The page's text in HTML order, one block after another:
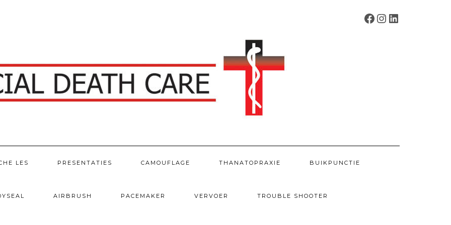
FACEBOOK
INSTAGRAM
LINKEDIN
LES PRESENTATIES CAMOUFLAGE THANATOPRAXIE BUIKPUNCTIE
AIRBRUSH PACEMAKER VERVOER TROUBLE SHOOTER